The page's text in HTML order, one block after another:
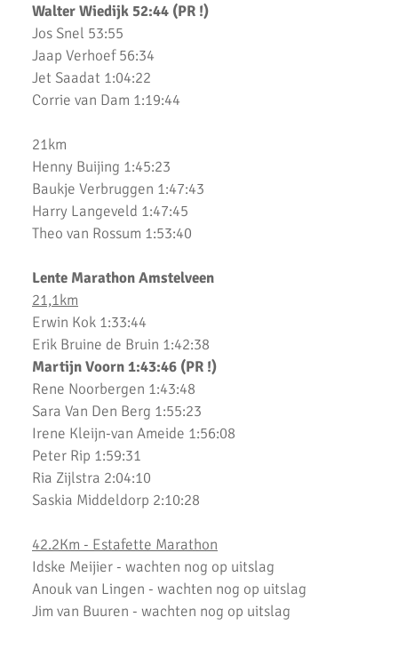
Kerstloop 2019
Uitslagen Weekend 15 December 2019
Pepernoten Run 2019
Zilveren Turfloop 2019
Uitslagen 30e RunX Haarlem Cross Circuit
Marathon Weekend 2019
Lopersweeked 2019
Uitslagen Weekend 11 Oktober 2019
Uitslagen Weekend 4 Oktober 2019
Dam tot Damloop 2019
Triathlon Alphen
Een sportieve week
Uitslagen Weekend 6 September 2019
Uitslagen Weekend 31 Augustus 2019
Uitslagen Waverloop & Wilnis Dorpsloop
Walter Wiedijk 52:44 (PR !)
Jos Snel 53:55
Jaap Verhoef 56:34
Jet Saadat 1:04:22
Corrie van Dam 1:19:44
21km
Henny Buijing 1:45:23
Baukje Verbruggen 1:47:43
Harry Langeveld 1:47:45
Theo van Rossum 1:53:40
Lente Marathon Amstelveen
21,1km
Erwin Kok 1:33:44
Erik Bruine de Bruin 1:42:38
Martijn Voorn 1:43:46 (PR !)
Rene Noorbergen 1:43:48
Sara Van Den Berg 1:55:23
Irene Kleijn-van Ameide 1:56:08
Peter Rip 1:59:31
Ria Zijlstra 2:04:10
Saskia Middeldorp 2:10:28
42.2Km - Estafette Marathon
Idske Meijier - wachten nog op uitslag
Anouk van Lingen - wachten nog op uitslag
Jim van Buuren - wachten nog op uitslag